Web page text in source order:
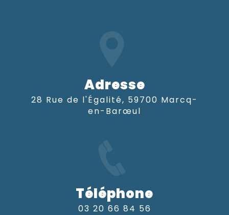
Adresse
28 Rue de l'Égalité, 59700 Marcq-
en-Barœul
Téléphone
03 20 66 84 56